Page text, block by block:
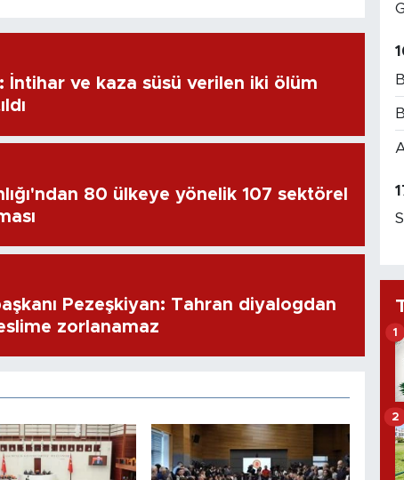
İntihar ve kaza süsü verilen iki ölüm
80 ülkeye yönelik 107 sektörel
Pezeşkiyan: Tahran diyalogdan
zorlanamaz
1
2